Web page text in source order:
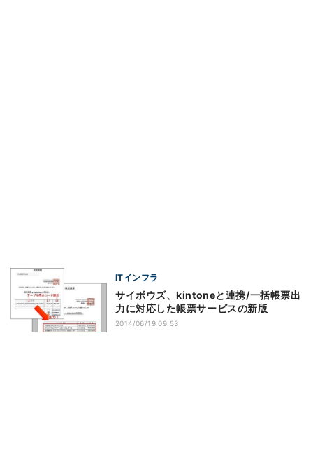
ITインフラ
サイボウズ、kintoneと連携/一括帳票出
力に対応した帳票サービスの新版
2014/06/19 09:53